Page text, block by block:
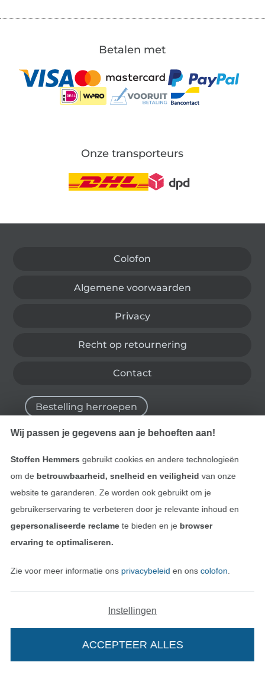
Betalen met
Onze transporteurs
Colofon
Algemene voorwaarden
Privacy
Recht op retournering
Contact
Bestelling herroepen
Vind meer inspiratie
Deutsch
Nederlands
Wissel naar de
Wij passen je gegevens aan je behoeften aan!
Stoffen Hemmers gebruikt cookies en andere technologieën
om de betrouwbaarheid, snelheid en veiligheid van onze
website te garanderen. Ze worden ook gebruikt om je
gebruikerservaring te verbeteren door je relevante inhoud en
gepersonaliseerde reclamete bieden en je browser
ervaring te optimaliseren.
Zie voor meer informatie ons privacybeleid en ons colofon
Instellingen
ACCEPTEER ALLES